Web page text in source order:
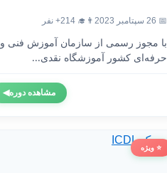
📅 26 سپتامبر 2023 👨‍🎓 214+ نفر
با مجوز رسمی از سازمان آموزش فنی و
حرفه‌ای کشور آموزشگاه نقدی...
مشاهده دوره◀
⭐ ویژه